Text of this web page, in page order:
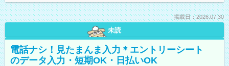
掲載日：2026.07.30
未読
電話ナシ！見たまんま入力＊エントリーシート
のデータ入力・短期OK・日払いOK